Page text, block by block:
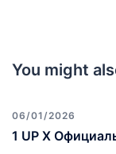
You might
06/01/2026
1 UP X